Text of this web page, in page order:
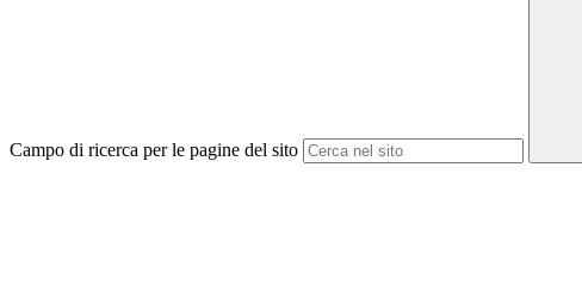
Campo di ricerca per le pagine del sito